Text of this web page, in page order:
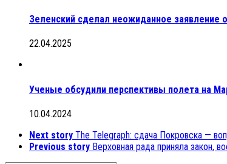
Зеленский сделал неожиданное заявление
22.04.2025
Ученые обсудили перспективы полета на
10.04.2024
Next story The Telegraph: сдача Покровска —
Previous story Верховная рада приняла закон,